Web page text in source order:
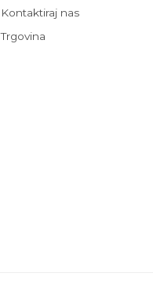
Kontaktiraj nas
Trgovina